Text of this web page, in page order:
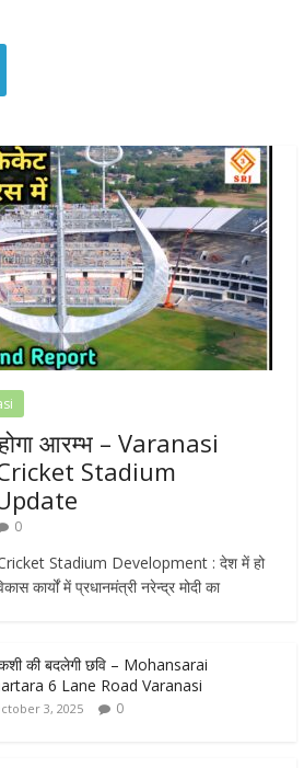
आरम्भ – Varanasi
Stadium
0
Stadium Development : देश में हो
कार्यों में प्रधानमंत्री नरेन्द्र मोदी का
की बदलेगी छवि – Mohansarai
6 Lane Road Varanasi
3, 2025 0